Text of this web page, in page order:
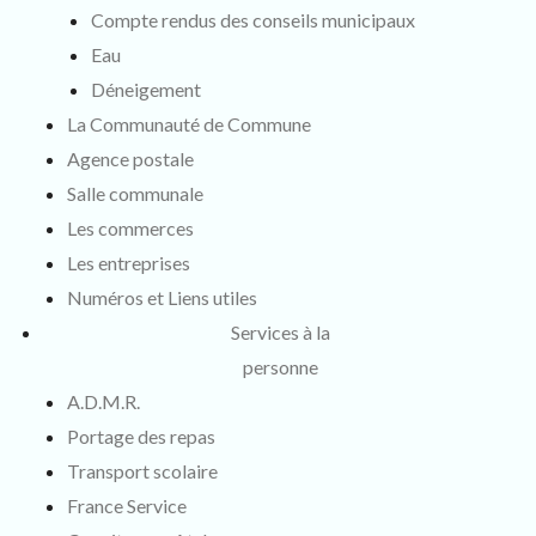
Compte rendus des conseils municipaux
Eau
Déneigement
La Communauté de Commune
Agence postale
Salle communale
Les commerces
Les entreprises
Numéros et Liens utiles
Services à la
personne
A.D.M.R.
Portage des repas
Transport scolaire
France Service